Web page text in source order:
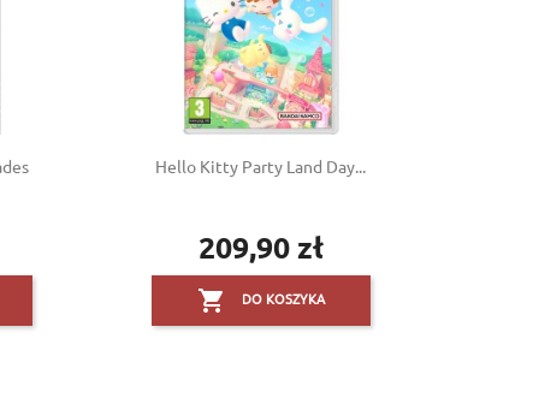
Hello Kitty Party Land Day...
Cena
209,90 zł
 DO KOSZYKA